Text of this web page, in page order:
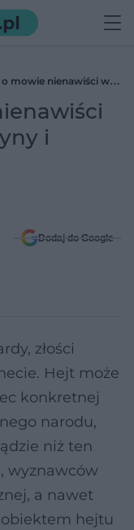
o mowie nienawiści w
i
Dodaj do Google
złości
Hejt może
konkretnej
narodu,
niż ten
wyznawców
a nawet
hejtu